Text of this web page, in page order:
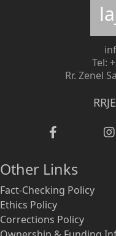
Tel:
Rr. Zenel
Other Links
Fact-Checking Policy
Ethics Policy
Corrections Policy